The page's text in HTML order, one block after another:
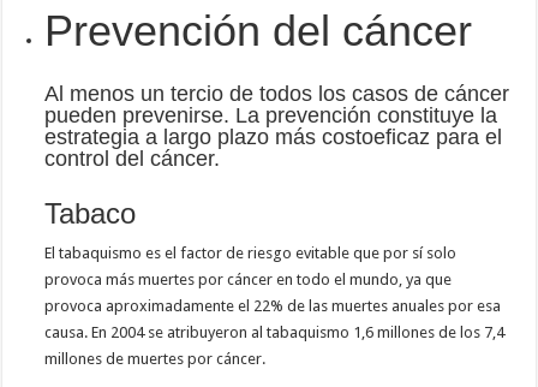
Prevención del cáncer
Al menos un tercio de todos los casos de cáncer
pueden prevenirse. La prevención constituye la
estrategia a largo plazo más costoeficaz para el
control del cáncer.
Tabaco
El tabaquismo es el factor de riesgo evitable que por sí solo
provoca más muertes por cáncer en todo el mundo, ya que
provoca aproximadamente el 22% de las muertes anuales por esa
causa. En 2004 se atribuyeron al tabaquismo 1,6 millones de los 7,4
millones de muertes por cáncer.